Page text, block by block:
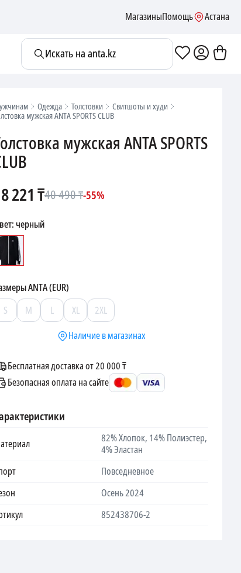
МагазиныПомощь Астана
Искать на anta.kz
Мужчинам Одежда Толстовки
Свитшоты и худи
мужская ANTA SPORTS CLUB
мужская ANTA SPORTS
221₸40 490₸-55%
:черный
ANTA (EUR)
S
M L XL
2XL
Наличие в магазинах
Бесплатная доставка от 20 000 ₸
Безопасная оплата на сайте
82% Хлопок, 14% Полиэстер,
4% Эластан
Повседневное
Осень 2024
852438706-2